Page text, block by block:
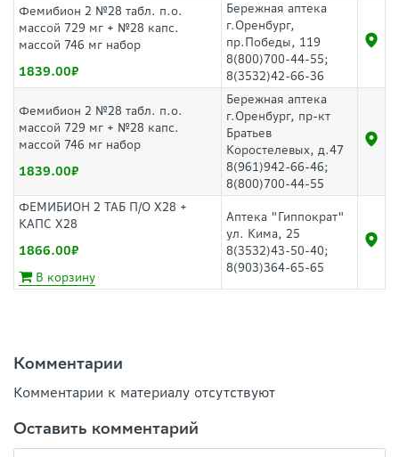
Фемибион 2 №28 табл. п.о.
массой 729 мг + №28 капс.
массой 746 мг набор
1839.00
Бережная аптека
г.Оренбург,
пр.Победы, 119
8(800)700-44-55;
8(3532)42-66-36
Фемибион 2 №28 табл. п.о.
массой 729 мг + №28 капс.
массой 746 мг набор
1839.00
Бережная аптека
г.Оренбург, пр-кт
Братьев
Коростелевых, д.47
8(961)942-66-46;
8(800)700-44-55
ФЕМИБИОН 2 ТАБ П/О Х28 +
КАПС Х28
1866.00
В корзину
Аптека "Гиппократ"
ул. Кима, 25
8(3532)43-50-40;
8(903)364-65-65
Комментарии
Комментарии к материалу отсутствуют
Оставить комментарий